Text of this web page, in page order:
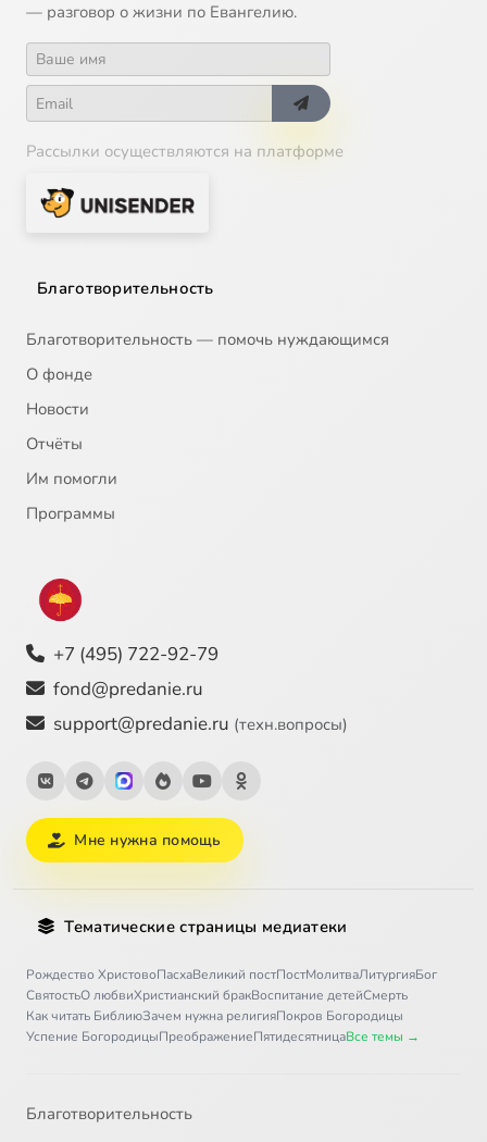
— разговор о жизни по Евангелию.
Рассылки осуществляются на платформе
Благотворительность
Благотворительность — помочь нуждающимся
О фонде
Новости
Отчёты
Им помогли
Программы
+7 (495) 722-92-79
fond@predanie.ru
support@predanie.ru (техн.вопросы)
Мне нужна помощь
Тематические страницы медиатеки
Рождество ХристовоПасхаВеликий постПостМолитваЛитургияБог
СвятостьО любвиХристианский бракВоспитание детейСмерть
Как читать БиблиюЗачем нужна религияПокров Богородицы
Успение БогородицыПреображениеПятидесятницаВсе темы →
Благотворительность